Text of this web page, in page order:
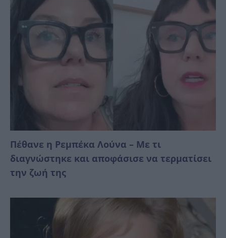
Πέθανε η Ρεμπέκα Λούνα – Με τι
διαγνώστηκε και αποφάσισε να τερματίσει
την ζωή της